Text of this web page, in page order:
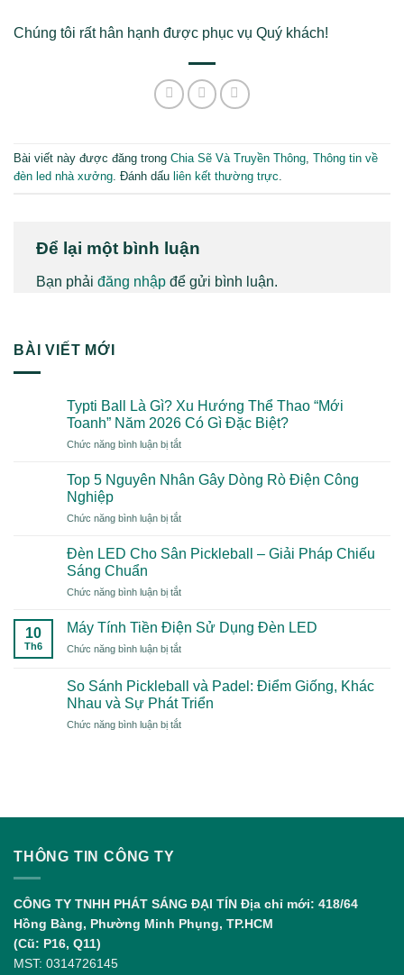
Chúng tôi rất hân hạnh được phục vụ Quý khách!
Bài viết này được đăng trong Chia Sẽ Và Truyền Thông Thông tin về
đèn led nhà xưởng . Đánh dấu liên kết thường trực
Để lại một bình luận
Bạn phải đăng nhập để gửi bình luận.
BÀI VIẾT MỚI
Typti Ball Là Gì? Xu Hướng Thể Thao “Mới
Toanh” Năm 2026 Có Gì Đặc Biệt?
Chức năng bình luận bị tắtở
Ball
Xu
Thể
Toanh”
2026
Biệt?
Top 5 Nguyên Nhân Gây Dòng Rò Điện Công
Nghiệp
Chức năng bình luận bị tắtở
Gây
Rò
Công
Đèn LED Cho Sân Pickleball – Giải Pháp Chiếu
Sáng Chuẩn
Chức năng bình luận bị tắtở
LED
Cho
Sân
–
Giải
Chiếu
10
Th6
Máy Tính Tiền Điện Sử Dụng Đèn LED
Chức năng bình luận bị tắtở
Tính
Tiền
Điện
Sử
So Sánh Pickleball và Padel: Điểm Giống, Khác
Nhau và Sự Phát Triển
Chức năng bình luận bị tắtở
Điểm
Phát
Triển
THÔNG TIN CÔNG TY
CÔNG TY TNHH PHÁT SÁNG ĐẠI TÍN Địa chỉ mới: 418/64
Hồng Bàng, Phường Minh Phụng, TP.HCM
(Cũ: P16, Q11)
MST: 0314726145